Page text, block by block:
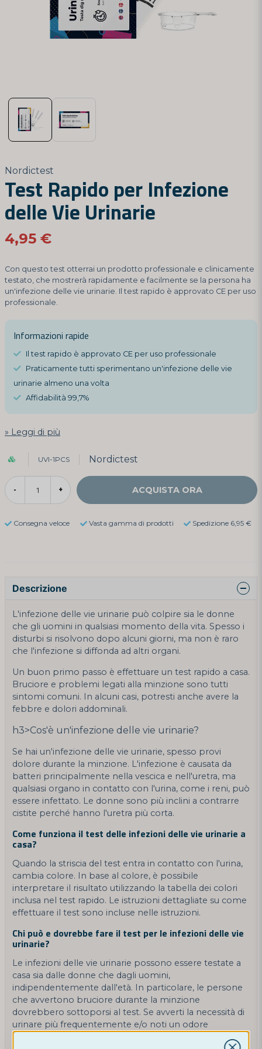
Nordictest
Test Rapido per Infezione
delle Vie Urinarie
4,95 €
Con questo test otterrai un prodotto professionale e clinicamente
testato, che mostrerà rapidamente e facilmente se la persona ha
un'infezione delle vie urinarie. Il test rapido è approvato CE per uso
professionale.
Informazioni rapide
Il test rapido è approvato CE per uso professionale
Praticamente tutti sperimentano un'infezione delle vie
urinarie almeno una volta
Affidabilità 99,7%
Leggi di più
UVI-1PCS Nordictest
- + ACQUISTA ORA
Consegna veloce Vasta gamma di prodotti Spedizione 6,95 €
Descrizione
L'infezione delle vie urinarie può colpire sia le donne
che gli uomini in qualsiasi momento della vita. Spesso i
disturbi si risolvono dopo alcuni giorni, ma non è raro
che l'infezione si diffonda ad altri organi.
Un buon primo passo è effettuare un test rapido a casa.
Bruciore e problemi legati alla minzione sono tutti
sintomi comuni. In alcuni casi, potresti anche avere la
febbre e dolori addominali.
h3>Cos'è un'infezione delle vie urinarie?
Se hai un'infezione delle vie urinarie, spesso provi
dolore durante la minzione. L'infezione è causata da
batteri principalmente nella vescica e nell'uretra, ma
qualsiasi organo in contatto con l'urina, come i reni, può
essere infettato. Le donne sono più inclini a contrarre
cistite perché hanno l'uretra più corta.
Come funziona il test delle infezioni delle vie urinarie a
casa?
Quando la striscia del test entra in contatto con l'urina,
cambia colore. In base al colore, è possibile
interpretare il risultato utilizzando la tabella dei colori
inclusa nel test rapido. Le istruzioni dettagliate su come
effettuare il test sono incluse nelle istruzioni.
Chi può e dovrebbe fare il test per le infezioni delle vie
urinarie?
Le infezioni delle vie urinarie possono essere testate a
casa sia dalle donne che dagli uomini,
indipendentemente dall'età. In particolare, le persone
che avvertono bruciore durante la minzione
dovrebbero sottoporsi al test. Se avverti la necessità di
urinare più frequentemente e/o noti un odore
sgradevole delle urine, è anche consigliabile effettuare il